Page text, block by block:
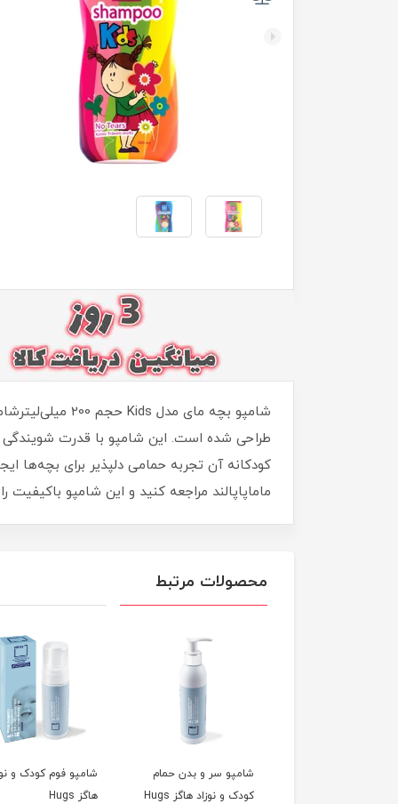
طراحی شده است. این شامپو با قدرت شویندگی
کودکانه آن تجربه حمامی دلپذیر برای بچه‌ها
ماماپاپالند مراجعه کنید و این شامپو باکیفیت
محصولات مرتبط
شامپو سر و بدن حمام
کودک و نوزاد هاگز Hugs
شامپو فوم کودک و
هاگز Hugs